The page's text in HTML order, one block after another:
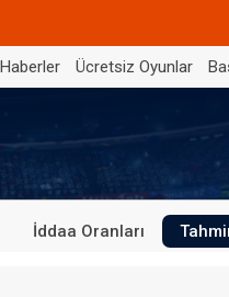
Ücretsiz Oyunlar
İddaa Oranları